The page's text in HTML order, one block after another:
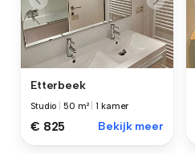
Etterbeek
Studio |50 m² |1 kamer
€ 825 Bekijk meer